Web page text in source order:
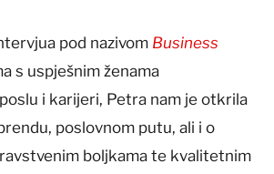
pod nazivom Business
s uspješnim ženama
i karijeri, Petra nam je otkrila
poslovnom putu, ali i o
boljkama te kvalitetnim